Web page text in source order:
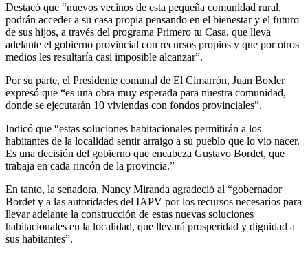
Destacó que “nuevos vecinos de esta pequeña comunidad rural,
podrán acceder a su casa propia pensando en el bienestar y el futuro
de sus hijos, a través del programa Primero tu Casa, que lleva
adelante el gobierno provincial con recursos propios y que por otros
medios les resultaría casi imposible alcanzar”.
Por su parte, el Presidente comunal de El Cimarrón, Juan Boxler
expresó que “es una obra muy esperada para nuestra comunidad,
donde se ejecutarán 10 viviendas con fondos provinciales”.
Indicó que “estas soluciones habitacionales permitirán a los
habitantes de la localidad sentir arraigo a su pueblo que lo vio nacer.
Es una decisión del gobierno que encabeza Gustavo Bordet, que
trabaja en cada rincón de la provincia.”
En tanto, la senadora, Nancy Miranda agradeció al “gobernador
Bordet y a las autoridades del IAPV por los recursos necesarios para
llevar adelante la construcción de estas nuevas soluciones
habitacionales en la localidad, que llevará prosperidad y dignidad a
sus habitantes”.